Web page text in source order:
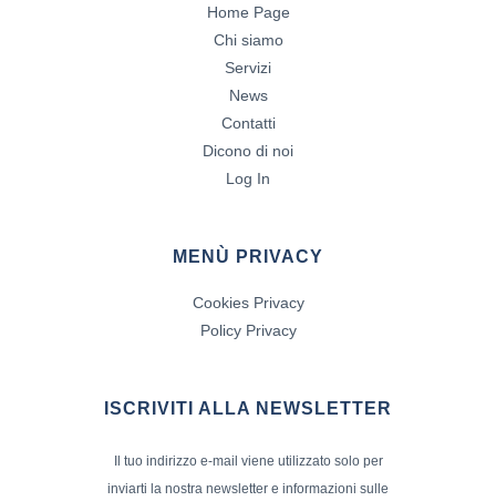
Home Page
Chi siamo
Servizi
News
Contatti
Dicono di noi
Log In
MENÙ PRIVACY
Cookies Privacy
Policy Privacy
ISCRIVITI ALLA NEWSLETTER
Il tuo indirizzo e-mail viene utilizzato solo per
inviarti la nostra newsletter e informazioni sulle